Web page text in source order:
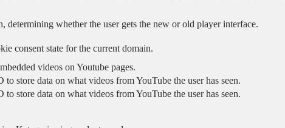
determining whether the user gets the new or old player interface.
consent state for the current domain.
videos on Youtube pages.
store data on what videos from YouTube the user has seen.
store data on what videos from YouTube the user has seen.